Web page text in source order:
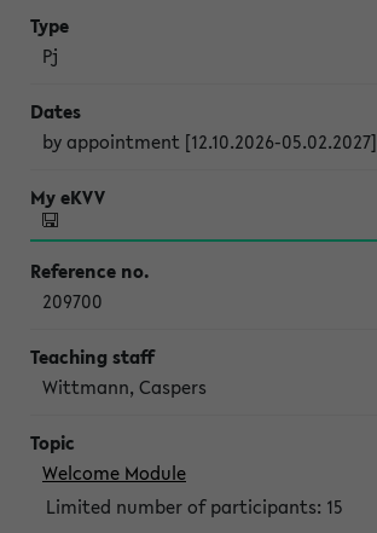
Pj
by appointment [12.10.2026-05.02.2027]
209700
Wittmann, Caspers
Welcome Module
Limited number of participants: 15